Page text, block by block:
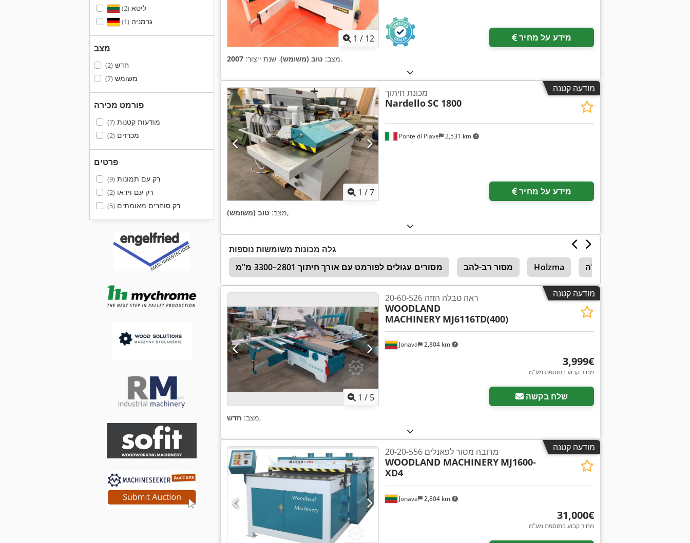
ליטא(2)
גרמניה(1)
מצב
חדש(2)
משומש(7)
פורמט מכירה
מודעות קטנות(7)
מכרזים(2)
פרטים
רק עם תמונות(9)
רק עם וידאו(2)
רק סוחרים מאומתים(5)
1 / 12 מידע על מחיר
מצב: טוב (משומש), שנת ייצור: 2007 ,
מודעה קטנה
1 /7
Ponte di Piave 2,531 km
מכונת חיתוך
NardelloSC 1800
מידע על מחיר
מצב: טוב (משומש) ,
גלה מכונות משומשות נוספות
מסורים עגולים לפורמט עם אורך חיתוך 2801–3300 מ"מ
מסור רב-להב Holzma כיול טבלה
מודעה קטנה
1 / 5
Jonava 2,804 km
20-60-526 ראה טבלה הזזה
WOODLAND
MACHINERY MJ6116TD(400)
‏3,999 ‏€
מחיר קבוע בתוספת מע"מ
שלח בקשה
מצב: חדש ,
מודעה קטנה
Jonava 2,804 km
20-20-556 מרובה מסור לפאנלים
WOODLAND MACHINERY MJ1600-
XD4
‏31,000 ‏€
מחיר קבוע בתוספת מע"מ